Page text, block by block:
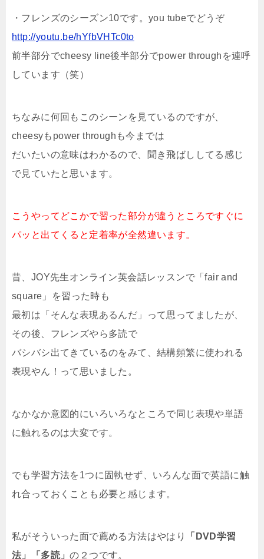
・フレンズのシーズン10です。you tubeでどうぞ
http://youtu.be/hYfbVHTc0to
前半部分でcheesy line後半部分でpower throughを連呼
しています（笑）
ちなみに何回もこのシーンを見ているのですが、
cheesyもpower throughも今までは
だいたいの意味はわかるので、聞き飛ばししてる感じ
で見ていたと思います。
こうやってどこかで習った部分が違うところですぐに
パッと出てくると定着率が全然違います。
昔、JOY先生オンライン英会話レッスンで「fair and
square」を習った時も
最初は「そんな表現あるんだ」って思ってましたが、
その後、フレンズやら多読で
バシバシ出てきているのをみて、結構頻繁に使われる
表現やん！って思いました。
なかなか意図的にいろいろなところで同じ表現や単語
に触れるのは大変です。
でも学習方法を1つに固執せず、いろんな面で英語に触
れ合っておくことも必要と感じます。
私がそういった面で薦める方法はやはり
「DVD学習
法」「多読」の２つです。